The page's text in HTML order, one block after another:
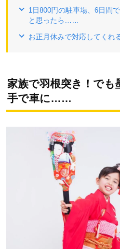
1日800円の駐車場、6日間
と思ったら……
お正月休みで対応してくれ
家族で羽根突き！でも
手で車に……